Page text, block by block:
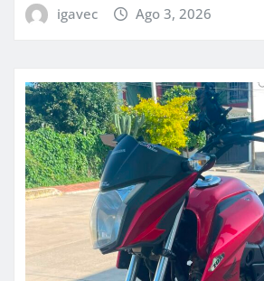
igavec Ago 3, 2026